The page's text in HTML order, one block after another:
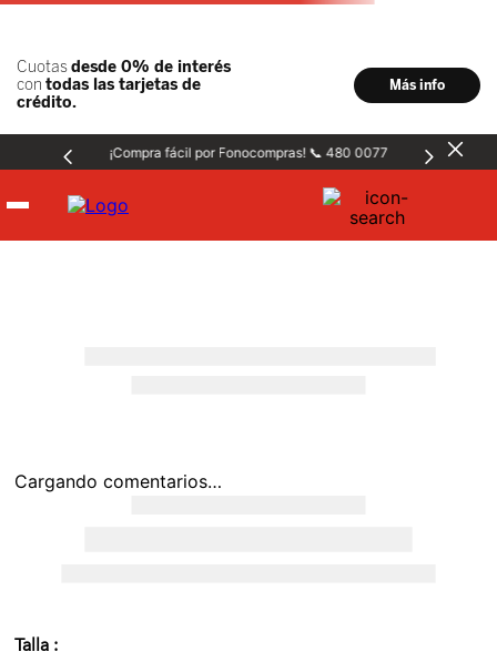
¡Compra fácil por Fonocompras! 📞 480 0077
Hombre
Cargando comentarios…
Talla :